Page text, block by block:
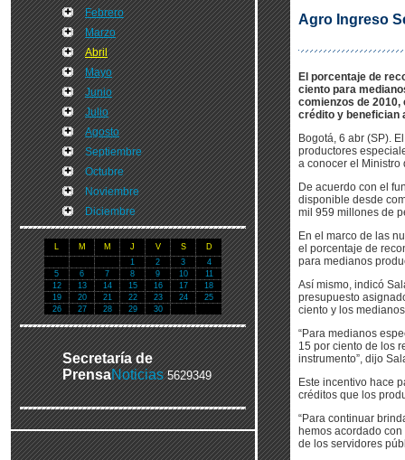
Febrero
Marzo
Abril
Mayo
Junio
Julio
Agosto
Septiembre
Octubre
Noviembre
Diciembre
L M M J V S
D
1
2 3
4
5
6 7 8 9 10
11
12
13 14 15 16 17
18
19
20 21 22 23 24
25
26
27 28 29 30
Secretaría de
PrensaNoticias 5629349
Agro Ingreso
El porcentaje de
ciento para
comienzos de 2010,
crédito y benefician
Bogotá, 6 abr (SP).
productores
a conocer el Ministro
De acuerdo con el
disponible desde
mil 959 millones de
En el marco de las
el porcentaje de
para medianos
Así mismo, indicó
presupuesto
ciento y los
“Para medianos
15 por ciento de los
instrumento”, dijo
Este incentivo hace
créditos que los
“Para continuar
hemos acordado
de los servidores